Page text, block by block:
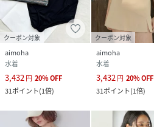
クーポン対象
aimoha
水着
3,432 円 20%OFF
31ポイント(1倍)
クーポン対象
aimoha
水着
3,432 円 20%OFF
31ポイント(1倍)